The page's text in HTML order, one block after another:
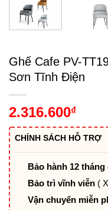
Ghế Cafe PV-
Sơn Tĩnh Điện
2.316.600₫
CHÍNH SÁCH HỖ TRỢ
Bảo hành 12 tháng
Bảo trì vĩnh viễn (
Vận chuyển miễn